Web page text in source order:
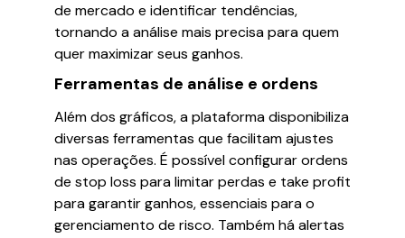
de mercado e identificar tendências,
tornando a análise mais precisa para quem
quer maximizar seus ganhos.
Ferramentas de análise e ordens
Além dos gráficos, a plataforma disponibiliza
diversas ferramentas que facilitam ajustes
nas operações. É possível configurar ordens
de stop loss para limitar perdas e take profit
para garantir ganhos, essenciais para o
gerenciamento de risco. Também há alertas